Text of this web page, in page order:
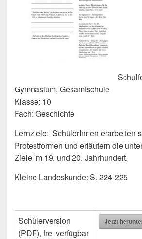
Gymnasium, Gesamtschule
Klasse: 10
Fach: Geschichte
Lernziele: SchülerInnen erarbeiten
Protestformen und erläutern die
Ziele im 19. und 20. Jahrhundert.
Kleine Landeskunde: S. 224-225
Schülerversion
(PDF), frei verfügbar
Jetzt